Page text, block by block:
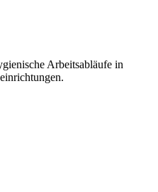
Arbeitsabläufe in